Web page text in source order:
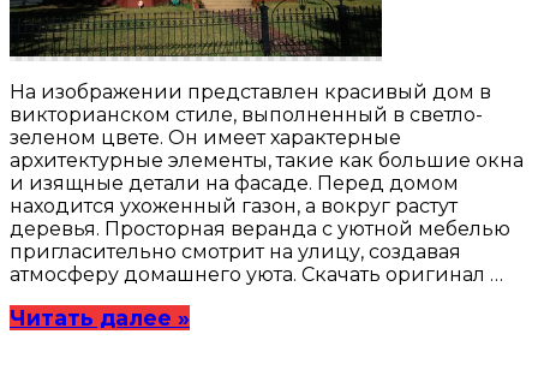
На изображении представлен красивый дом в
викторианском стиле, выполненный в светло-
зеленом цвете. Он имеет характерные
архитектурные элементы, такие как большие окна
и изящные детали на фасаде. Перед домом
находится ухоженный газон, а вокруг растут
деревья. Просторная веранда с уютной мебелью
пригласительно смотрит на улицу, создавая
атмосферу домашнего уюта. Скачать оригинал …
Читать далее »